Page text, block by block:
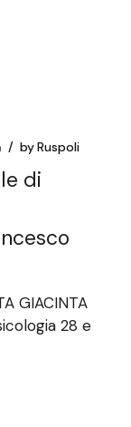
byRuspoli
di
GIACINTA
28 e